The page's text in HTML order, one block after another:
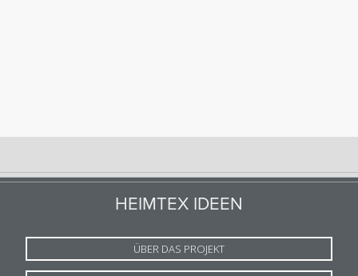
HEIMTEX IDEEN
ÜBER DAS PROJEKT